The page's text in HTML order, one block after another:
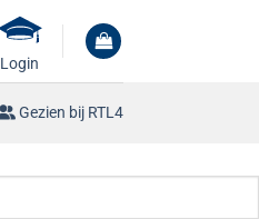
Login
Gezien bij RTL4